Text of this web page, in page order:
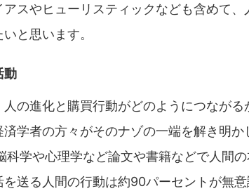
スやヒューリスティックなども含めて
と思います。
動
の進化と購買行動がどのようにつながる
学者の方々がそのナゾの一端を解き明か
学や心理学など論文や書籍などで人間の
送る人間の行動は約90パーセントが無